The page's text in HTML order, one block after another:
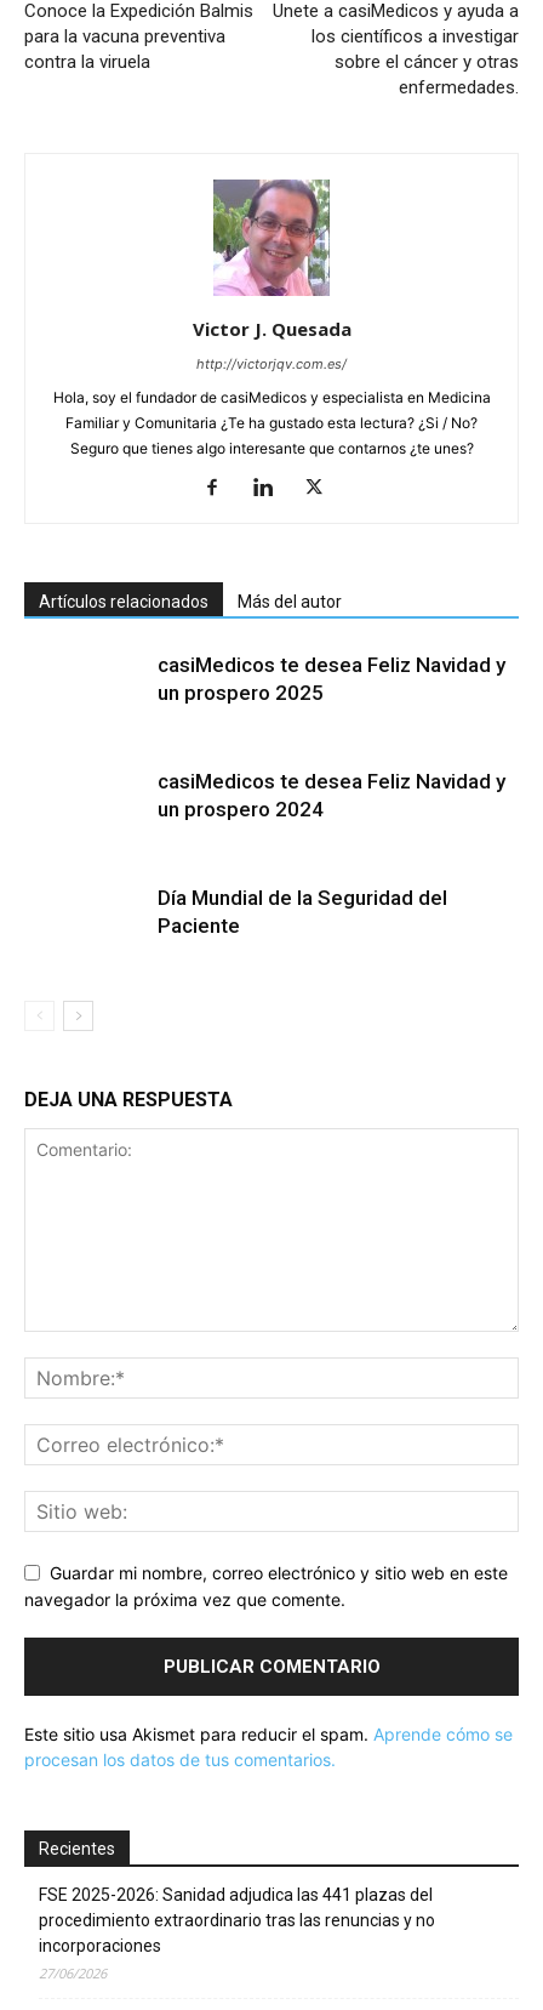
Conoce la Expedición Balmis
para la vacuna preventiva
contra la viruela
Unete a casiMedicos y ayuda a
los científicos a investigar
sobre el cáncer y otras
enfermedades.
Victor J. Quesada
http://victorjqv.com.es/
Hola, soy el fundador de casiMedicos y especialista en Medicina
Familiar y Comunitaria ¿Te ha gustado esta lectura? ¿Si / No?
Seguro que tienes algo interesante que contarnos ¿te unes?
Artículos relacionados Más del autor
casiMedicos te desea Feliz Navidad y
un prospero 2025
casiMedicos te desea Feliz Navidad y
un prospero 2024
Día Mundial de la Seguridad del
Paciente
DEJA UNA RESPUESTA
Guardar mi nombre, correo electrónico y sitio web en este
navegador la próxima vez que comente.
Este sitio usa Akismet para reducir el spam. Aprende cómo se
procesan los datos de tus comentarios.
Recientes
FSE 2025-2026: Sanidad adjudica las 441 plazas del
procedimiento extraordinario tras las renuncias y no
incorporaciones
27/06/2026